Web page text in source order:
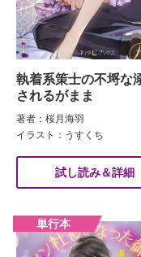
執着系策士の不埒な
されるがまま
著者：桜月海羽
イラスト：うすくち
試し読み＆詳細